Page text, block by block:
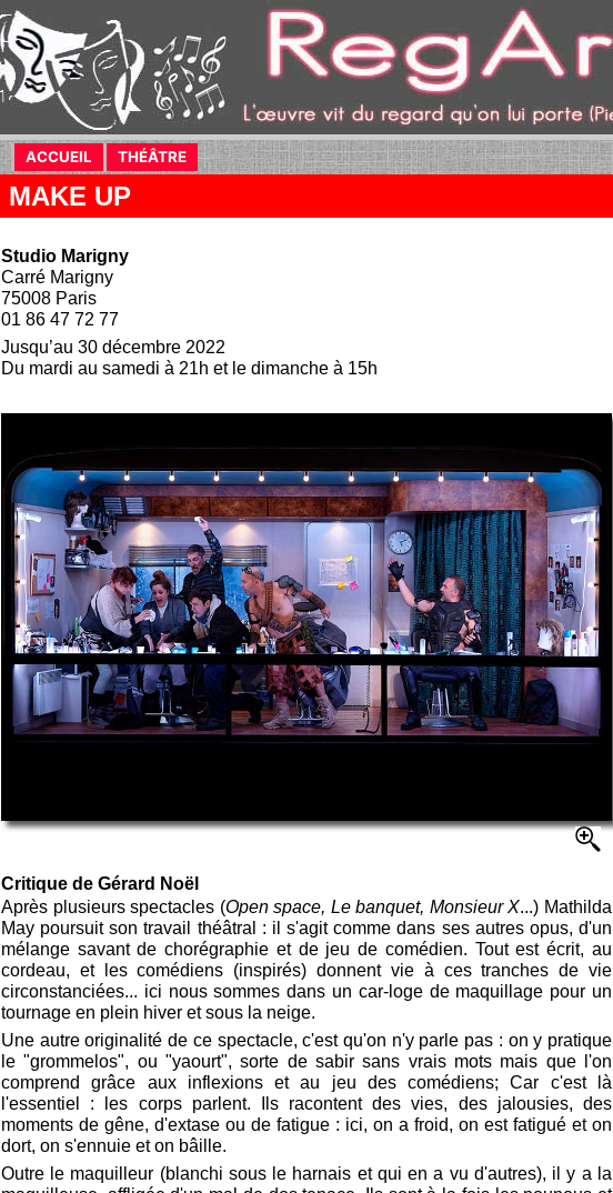
ACCUEIL (current)
THÉÂTRE (current)
MAKE UP
Studio Marigny
Carré Marigny
75008 Paris
01 86 47 72 77
Jusqu’au 30 décembre 2022
Du mardi au samedi à 21h et le dimanche à 15h
Critique de Gérard Noël
Après plusieurs spectacles (Open space, Le banquet, Monsieur X...) Mathilda
May poursuit son travail théâtral : il s'agit comme dans ses autres opus, d'un
mélange savant de chorégraphie et de jeu de comédien. Tout est écrit, au
cordeau, et les comédiens (inspirés) donnent vie à ces tranches de vie
circonstanciées... ici nous sommes dans un car-loge de maquillage pour un
tournage en plein hiver et sous la neige.
Une autre originalité de ce spectacle, c'est qu'on n'y parle pas : on y pratique
le "grommelos", ou "yaourt", sorte de sabir sans vrais mots mais que l'on
comprend grâce aux inflexions et au jeu des comédiens; Car c'est là
l'essentiel : les corps parlent. Ils racontent des vies, des jalousies, des
moments de gêne, d'extase ou de fatigue : ici, on a froid, on est fatigué et on
dort, on s'ennuie et on bâille.
Outre le maquilleur (blanchi sous le harnais et qui en a vu d'autres), il y a la